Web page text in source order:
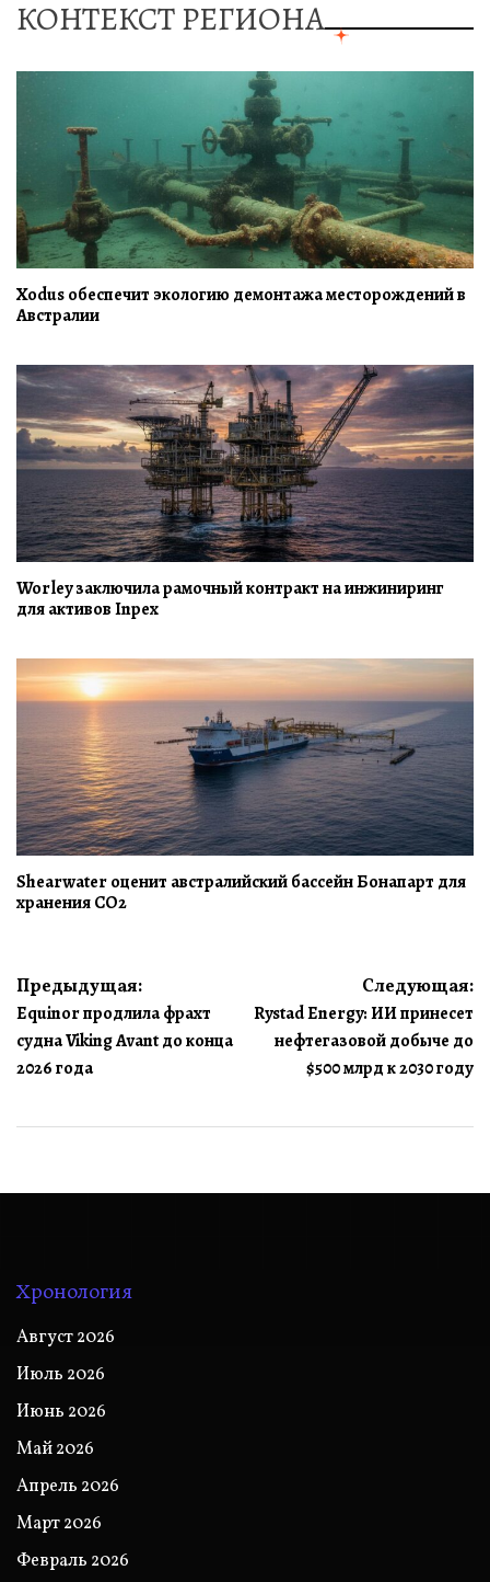
КОНТЕКСТ РЕГИОНА
Xodus обеспечит экологию демонтажа месторождений в
Австралии
Worley заключила рамочный контракт на инжиниринг
для активов Inpex
Shearwater оценит австралийский бассейн Бонапарт для
хранения CO2
Навигация
по
записям
Предыдущая:
Equinor продлила фрахт
судна Viking Avant до конца
2026 года
Следующая:
Rystad Energy: ИИ принесет
нефтегазовой добыче до
$500 млрд к 2030 году
Хронология
Август 2026
Июль 2026
Июнь 2026
Май 2026
Апрель 2026
Март 2026
Февраль 2026